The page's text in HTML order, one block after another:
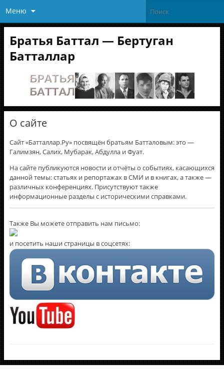
Меню
Братья Баттал — Бертуган
Батталлар
О сайте
Сайт «Батталлар.Ру» посвящён братьям Батталовым: это —
Галимзян, Салих, Мубарак, Абдулла и Фуат.
На сайте публикуются новости и отчёты о событиях, касающихся
данной темы: статьях и репортажах в СМИ и в книгах, а также —
различных конференциях. Присутствуют также
информационные разделы с историческими справками.
Также Вы можете отправить нам письмо:
и посетить наши страницы в соцсетях: